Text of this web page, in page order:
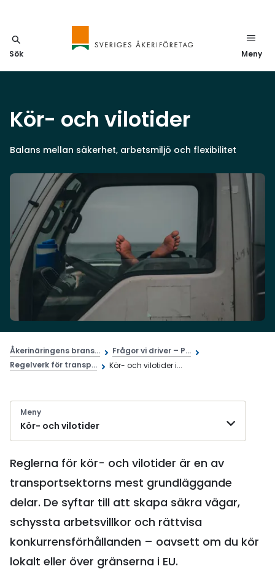
Sök Meny
Kör- och vilotider
Balans mellan säkerhet, arbetsmiljö och flexibilitet
Åkerinäringens brans...
Frågor vi driver – P...
Regelverk för transp...
Kör- och vilotider i...
Meny
Kör- och vilotider
Reglerna för kör- och vilotider är en av
transportsektorns mest grundläggande
delar. De syftar till att skapa säkra vägar,
schyssta arbetsvillkor och rättvisa
konkurrensförhållanden – oavsett om du kör
lokalt eller över gränserna i EU.